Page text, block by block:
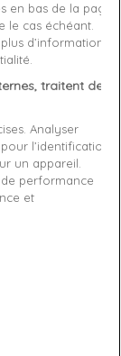
en bas de la page
le cas échéant.
d’informations,
traitent des
Analyser
l’identification.
un appareil.
performance
et